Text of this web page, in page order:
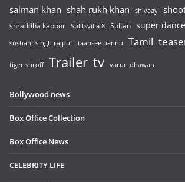
salman khan shah rukh khan shivaay
shraddha kapoor Splitsvilla 8 Sultan super
sushant singh rajput taapsee pannu Tamil
tiger shroff Trailer tv varun dhawan
Bollywood news
Box Office Collection
Box Office News
CELEBRITY LIFE